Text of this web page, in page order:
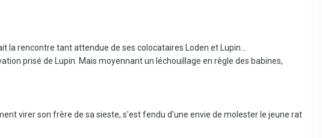
rencontre tant attendue de ses colocataires Loden et Lupin...
prisé de Lupin. Mais moyennant un léchouillage en règle des babines,
virer son frère de sa sieste, s'est fendu d'une envie de molester le jeune rat